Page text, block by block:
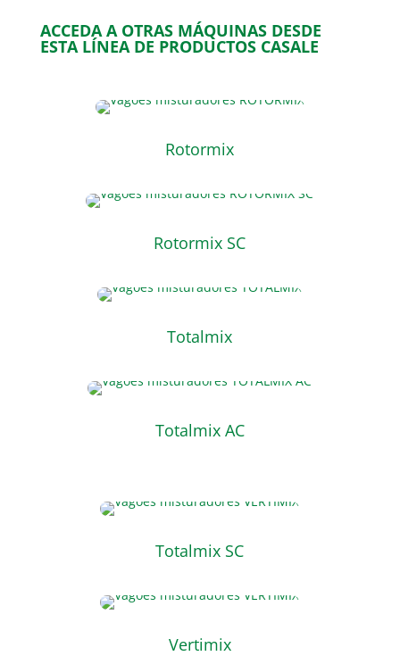
ACCEDA A OTRAS MÁQUINAS DESDE
ESTA LÍNEA DE PRODUCTOS CASALE
Rotormix
Rotormix SC
Totalmix
Totalmix AC
Totalmix SC
Vertimix